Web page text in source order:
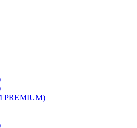
PREMIUM)